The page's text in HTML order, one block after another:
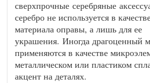
сверхпрочные серебряные
серебро не используется в
материала оправы, а лишь для ее
украшения. Иногда драгоценный
применяются в качестве
металлическом или пластиком
акцент на деталях.